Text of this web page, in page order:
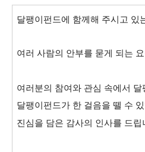
달팽이펀드에 함께해 주시고
여러 사람의 안부를 묻게 되는
여러분의 참여와 관심 속에서 달
달팽이펀드가 한 걸음을 뗄 수
진심을 담은 감사의 인사를 드립